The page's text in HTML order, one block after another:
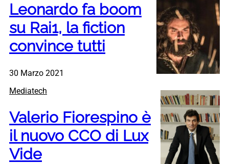
Leonardo fa boom
su Rai1, la fiction
convince tutti
30 Marzo 2021
Mediatech
Valerio Fiorespino è
il nuovo CCO di Lux
Vide